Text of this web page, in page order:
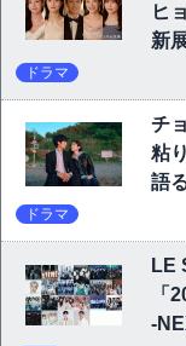
ヒ
新
ドラマ
チ
粘
語
ドラマ
LE
「
-